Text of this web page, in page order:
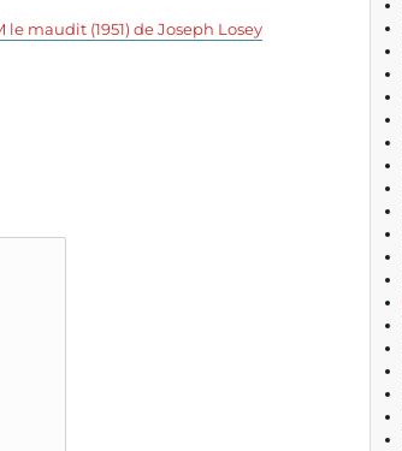
le maudit (1951) de Joseph Losey